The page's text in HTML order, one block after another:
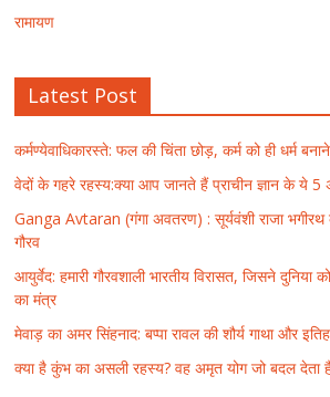
रामायण
Latest Post
कर्मण्येवाधिकारस्ते: फल की चिंता छोड़, कर्म को ही धर्म
वेदों के गहरे रहस्य:क्या आप जानते हैं प्राचीन ज्ञान के ये 5
Ganga Avtaran (गंगा अवतरण) : सूर्यवंशी राजा
गौरव
आयुर्वेद: हमारी गौरवशाली भारतीय विरासत, जिसने दुनिया
का मंत्र
मेवाड़ का अमर सिंहनाद: बप्पा रावल की शौर्य गाथा और
क्या है कुंभ का असली रहस्य? वह अमृत योग जो बदल देता है